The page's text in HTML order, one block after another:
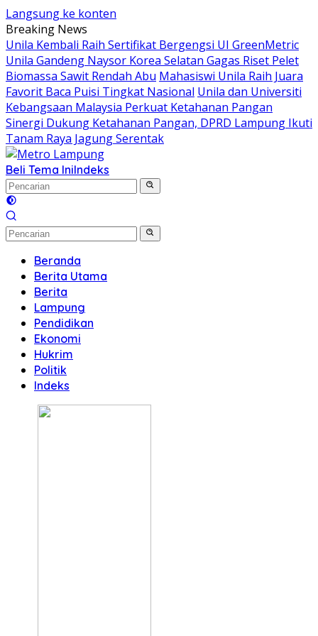
Langsung ke konten
Breaking News
Unila Kembali Raih Sertifikat Bergengsi UI GreenMetric
Unila Gandeng Naysor Korea Selatan Gagas Riset Pelet
Biomassa Sawit Rendah Abu Mahasiswi Unila Raih Juara
Favorit Baca Puisi Tingkat Nasional Unila dan Universiti
Kebangsaan Malaysia Perkuat Ketahanan Pangan
Sinergi Dukung Ketahanan Pangan, DPRD Lampung Ikuti
Tanam Raya Jagung Serentak
Beli Tema IniIndeks
Beranda
Berita Utama
Berita
Lampung
Pendidikan
Ekonomi
Hukrim
Politik
Indeks